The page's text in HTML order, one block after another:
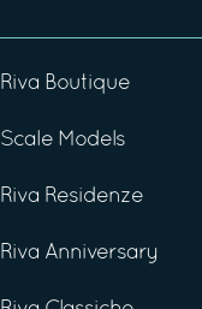
Riva Boutique
Scale Models
Riva Residenze
Riva Anniversary